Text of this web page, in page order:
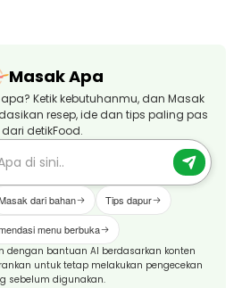
Masak Apa
Ketik kebutuhanmu, dan Masak
resep, ide dan tips paling pas
dari detikFood.
dari bahan Tips dapur
menu berbuka
dengan bantuan AI berdasarkan konten
untuk tetap melakukan pengecekan
sebelum digunakan.